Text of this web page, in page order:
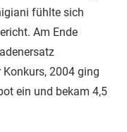
fühlte sich
Am Ende
Konkurs, 2004 ging
ein und bekam 4,5